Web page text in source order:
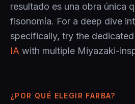
resultado es una obra única
fisonomía. For a deep dive
specifically, try the dedicated
IA with multiple Miyazaki-
¿POR QUÉ ELEGIR FARBA?